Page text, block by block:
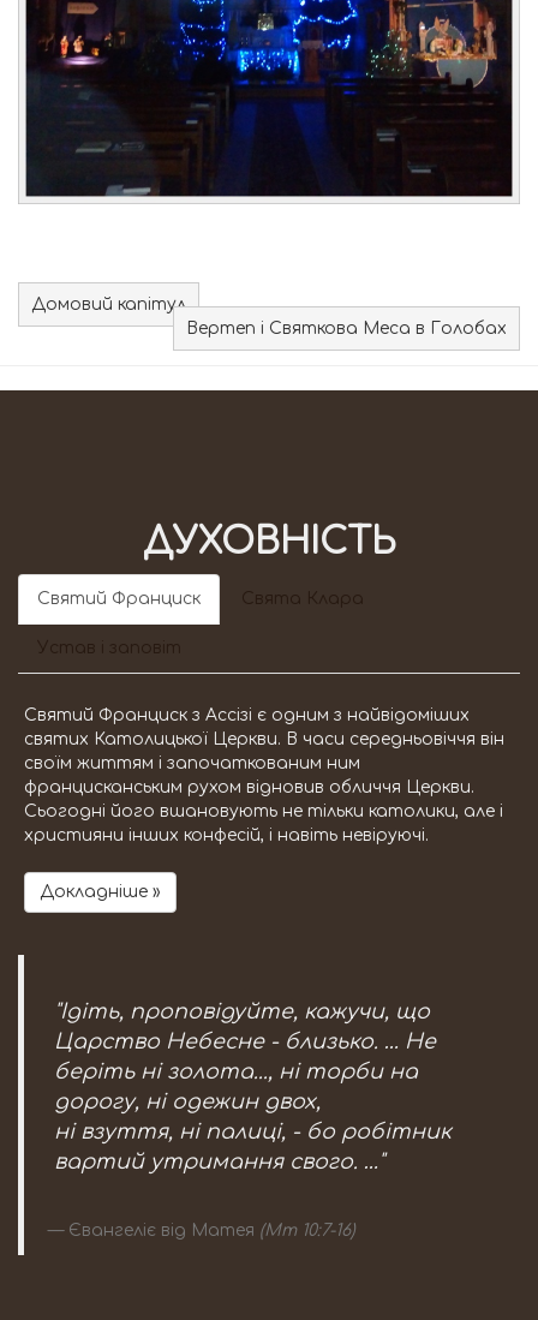
Домовий капітул
Вертеп і Святкова Меса в Голобах
ДУХОВНІСТЬ
Святий Франциск Свята Клара
Устав і заповіт
Святий Франциск з Ассізі є одним з найвідоміших
святих Католицької Церкви. В часи середньовіччя він
своїм життям і започаткованим ним
францисканським рухом відновив обличчя Церкви.
Сьогодні його вшановують не тільки католики, але і
християни інших конфесій, і навіть невіруючі.
Докладніше »
"Ідіть, проповідуйте, кажучи, що
Царство Небесне - близько. … Не
беріть ні золота..., ні торби на
дорогу, ні одежин двох,
ні взуття, ні палиці, - бо робітник
вартий утримання свого. …"
Євангеліє від Матея (Мт 10:7-16)